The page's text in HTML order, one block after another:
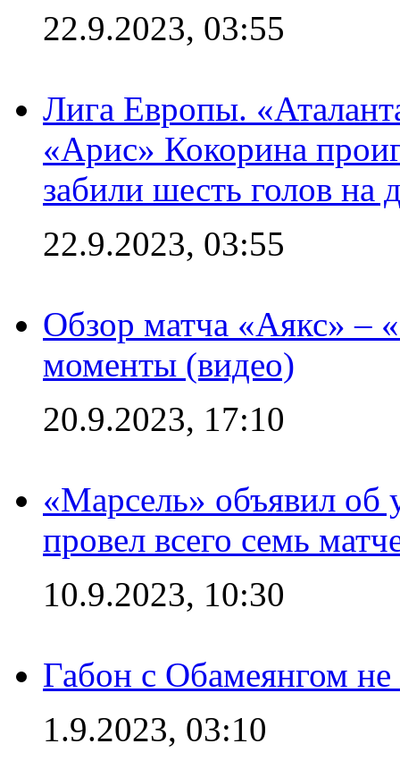
22.9.2023, 03:55
Лига Европы.
«Арис» Кокорина
забили шесть голов на
22.9.2023, 03:55
Обзор матча «Аякс» –
моменты (видео)
20.9.2023, 17:10
«Марсель» объявил об
провел всего семь
10.9.2023, 10:30
Габон с Обамеянгом
1.9.2023, 03:10